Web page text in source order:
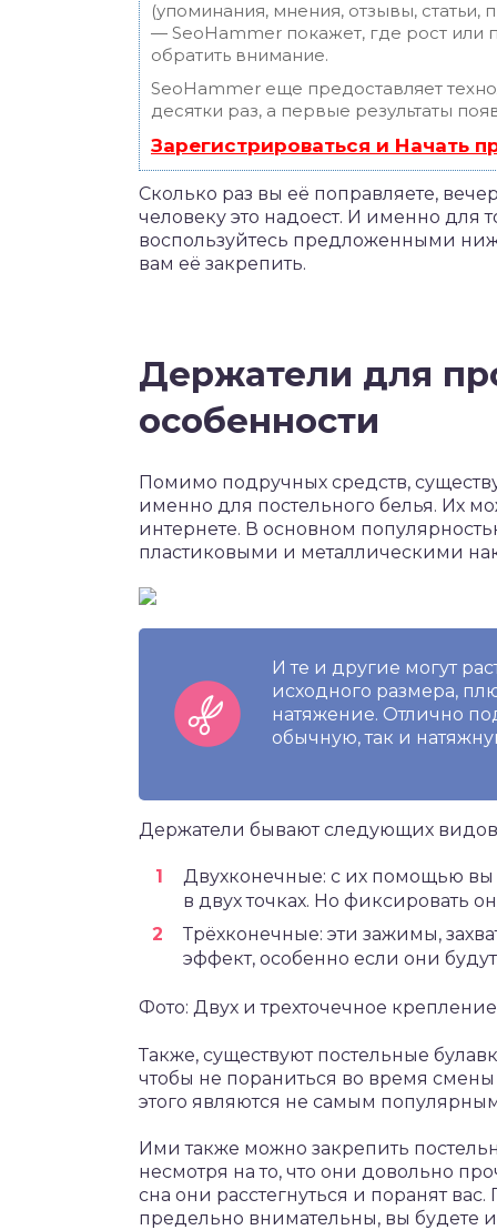
(упоминания, мнения, отзывы, статьи,
— SeoHammer покажет, где рост или
обратить внимание.
SeoHammer еще предоставляет
десятки раз, а первые результаты
Зарегистрироваться и Начать
Сколько раз вы её поправляете,
человеку это надоест. И именно для
воспользуйтесь предложенными
вам её закрепить.
Держатели для
особенности
Помимо подручных средств,
именно для постельного белья. Их
интернете. В основном
пластиковыми и металлическими
И те и другие могут
исходного размера,
натяжение. Отлично
обычную, так и
Держатели бывают следующих
Двухконечные: с их помощью
в двух точках. Но фиксировать
Трёхконечные: эти зажимы,
эффект, особенно если они
Фото: Двух и трехточечное
Также, существуют постельные
чтобы не пораниться во время смены
этого являются не самым
Ими также можно закрепить
несмотря на то, что они довольно
сна они расстегнуться и поранят
предельно внимательны, вы будете